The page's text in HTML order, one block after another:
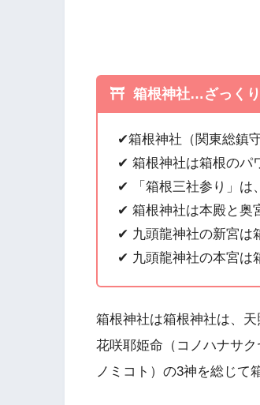
箱根神社…ざっく
✔︎箱根神社（関東総鎮
✔︎ 箱根神社は箱根のパ
✔︎ 「箱根三社参り」は
✔︎ 箱根神社は本殿と奥
✔︎ 九頭龍神社の新宮は
✔︎ 九頭龍神社の本宮は
箱根神社は箱根神社は、
花咲耶姫命（コノハナサ
ノミコト）の3神を総じて